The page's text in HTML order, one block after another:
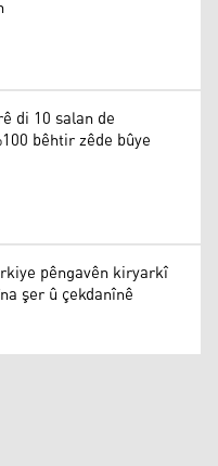
di 10 salan de
bêhtir zêde bûye
pêngavên kiryarkî
şer û çekdanînê